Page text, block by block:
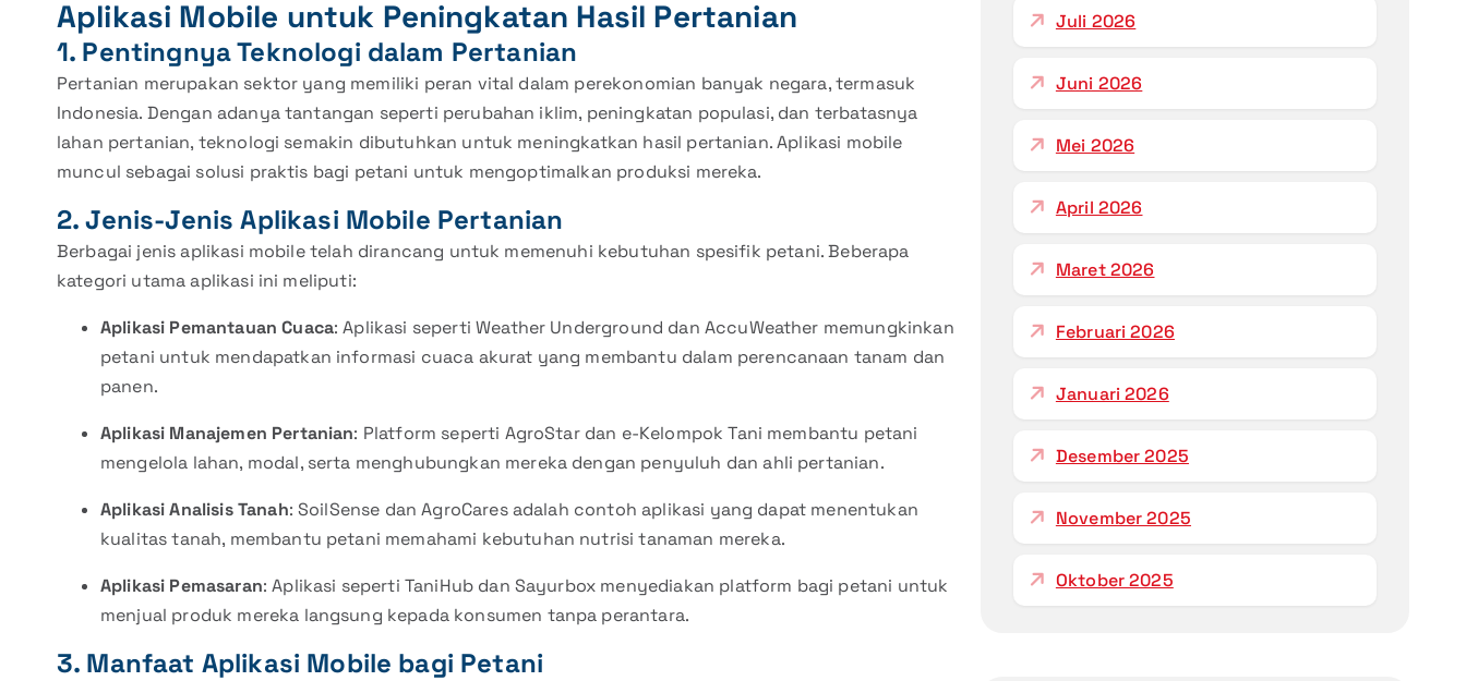
Aplikasi Mobile untuk Peningkatan Hasil Pertanian
1. Pentingnya Teknologi dalam Pertanian
Pertanian merupakan sektor yang memiliki peran vital dalam perekonomian banyak negara, termasuk
Indonesia. Dengan adanya tantangan seperti perubahan iklim, peningkatan populasi, dan terbatasnya
lahan pertanian, teknologi semakin dibutuhkan untuk meningkatkan hasil pertanian. Aplikasi mobile
muncul sebagai solusi praktis bagi petani untuk mengoptimalkan produksi mereka.
2. Jenis-Jenis Aplikasi Mobile Pertanian
Berbagai jenis aplikasi mobile telah dirancang untuk memenuhi kebutuhan spesifik petani. Beberapa
kategori utama aplikasi ini meliputi:
Aplikasi Pemantauan Cuaca: Aplikasi seperti Weather Underground dan AccuWeather memungkinkan
petani untuk mendapatkan informasi cuaca akurat yang membantu dalam perencanaan tanam dan
panen.
Aplikasi Manajemen Pertanian: Platform seperti AgroStar dan e-Kelompok Tani membantu petani
mengelola lahan, modal, serta menghubungkan mereka dengan penyuluh dan ahli pertanian.
Aplikasi Analisis Tanah: SoilSense dan AgroCares adalah contoh aplikasi yang dapat menentukan
kualitas tanah, membantu petani memahami kebutuhan nutrisi tanaman mereka.
Aplikasi Pemasaran: Aplikasi seperti TaniHub dan Sayurbox menyediakan platform bagi petani untuk
menjual produk mereka langsung kepada konsumen tanpa perantara.
3. Manfaat Aplikasi Mobile bagi Petani
Juli 2026
Juni 2026
Mei 2026
April 2026
Maret 2026
Februari 2026
Januari 2026
Desember 2025
November 2025
Oktober 2025